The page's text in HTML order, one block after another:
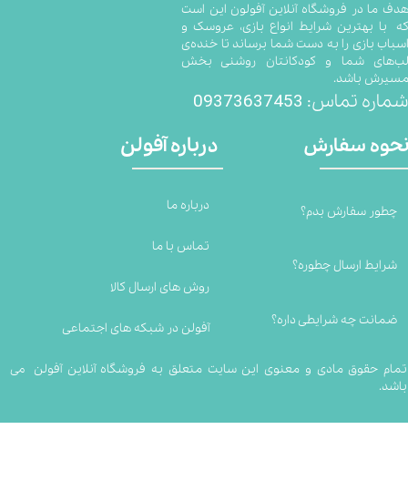
ما در فروشگاه آنلاین آفولون این است
با بهترین شرایط انواع بازی، عروسک و
بازی را به دست شما برساند تا خنده‌ی
شما و کودکانتان روشنی بخش
باشد.
تماس: 09373637453
سفارش
چطور سفارش بدم؟
شرایط ارسال چطوره؟
ضمانت چه شرایطی داره؟
تمام حقوق مادی و معنوی این سایت متعلق به فروشگاه آنلاین آفولن می
باشد.
درباره آفولن
درباره ما
تماس با ما
روش های ارسال کالا
آفولن در شبکه های اجتماعی